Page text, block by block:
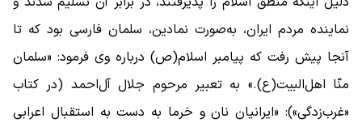
نماینده مردم ایران، به‌صورت نمادین، سلمان فارسی بود که تا
آنجا پیش رفت که پیامبر اسلام(ص) درباره وی فرمود: «سلمان
منّا اهل‌البیت(ع).» به تعبیر مرحوم جلال آل‌احمد (در کتاب
«غرب‌زدگی»): «ایرانیان نان و خرما به دست به استقبال اعرابی